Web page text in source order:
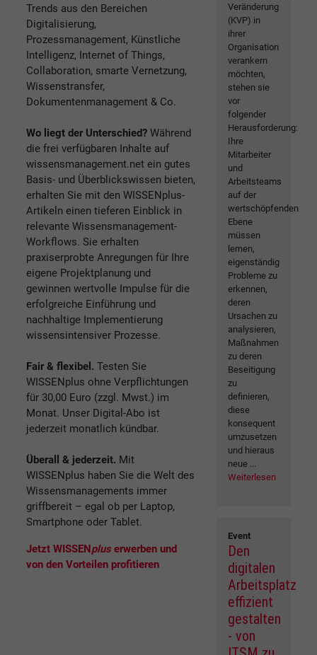
Trends aus den Bereichen
Digitalisierung,
Prozessmanagement, Künstliche
Intelligenz, Internet of Things,
Collaboration, smarte Vernetzung,
Wissenstransfer,
Dokumentenmanagement & Co.
Wo liegt der Unterschied? Während
die frei verfügbaren Inhalte auf
wissensmanagement.net ein gutes
Basis- und Überblickswissen bieten,
erhalten Sie mit den WISSENplus-
Artikeln einen tieferen Einblick in
relevante Wissensmanagement-
Workflows. Sie erhalten
praxiserprobte Anregungen für Ihre
eigene Projektplanung und
gewinnen wertvolle Impulse für die
erfolgreiche Einführung und
nachhaltige Implementierung
wissensintensiver Prozesse.
Fair & flexibel. Testen Sie
WISSENplus ohne Verpflichtungen
für 30,00 Euro (zzgl. Mwst.) im
Monat. Unser Digital-Abo ist
jederzeit monatlich kündbar.
Überall & jederzeit. Mit
WISSENplus haben Sie die Welt des
Wissensmanagements immer
griffbereit – egal ob per Laptop,
Smartphone oder Tablet.
Jetzt WISSENplus erwerben und
von den Vorteilen profitieren
Veränderung
(KVP) in
ihrer
Organisation
verankern
möchten,
stehen sie
vor
folgender
Herausforderung:
Ihre
Mitarbeiter
und
Arbeitsteams
auf der
wertschöpfenden
Ebene
müssen
lernen,
eigenständig
Probleme zu
erkennen,
deren
Ursachen zu
analysieren,
Maßnahmen
zu deren
Beseitigung
zu
definieren,
diese
konsequent
umzusetzen
und hieraus
neue ...
Weiterlesen
Event
Den
digitalen
Arbeitsplatz
effizient
gestalten
- von